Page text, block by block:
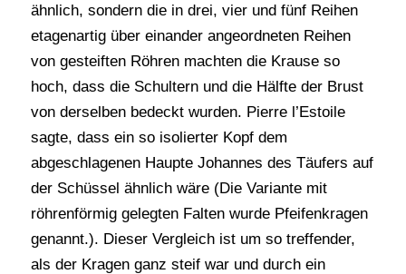
ähnlich, sondern die in drei, vier und fünf Reihen
etagenartig über einander angeordneten Reihen
von gesteiften Röhren machten die Krause so
hoch, dass die Schultern und die Hälfte der Brust
von derselben bedeckt wurden. Pierre l’Estoile
sagte, dass ein so isolierter Kopf dem
abgeschlagenen Haupte Johannes des Täufers auf
der Schüssel ähnlich wäre (Die Variante mit
röhrenförmig gelegten Falten wurde Pfeifenkragen
genannt.). Dieser Vergleich ist um so treffender,
als der Kragen ganz steif war und durch ein